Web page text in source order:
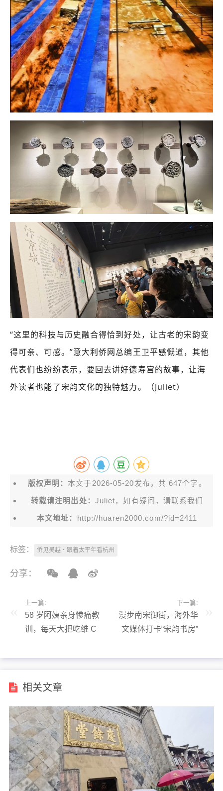
“这里的科技与历史融合得恰到好处，让古老的宋韵变
得可亲、可感。”意大利侨网总编王卫平感慨道，其他
代表们也纷纷表示，要回去讲好德寿宫的故事，让海
外读者也能了宋韵文化的独特魅力。（Juliet）
版权声明： 本文于2026-05-20发布，共 647个字。
转载请注明出处： Juliet，如有疑问，请联系我们
本文地址： http://huaren2000.com/?id=2411
标签： 侨见吴越・跟着太平年看杭州
分享：
上一篇:
58 岁阿姨亲身惨痛教
训，每天大把吃维 C
出一堆 “小石头”
下一篇:
漫步南宋御街，海外华
文媒体打卡“宋韵书房”
相关文章